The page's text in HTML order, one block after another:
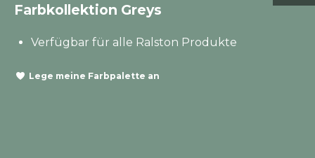
Farbkollektion Greys
Verfügbar für alle Ralston Produkte
Lege meine Farbpalette an